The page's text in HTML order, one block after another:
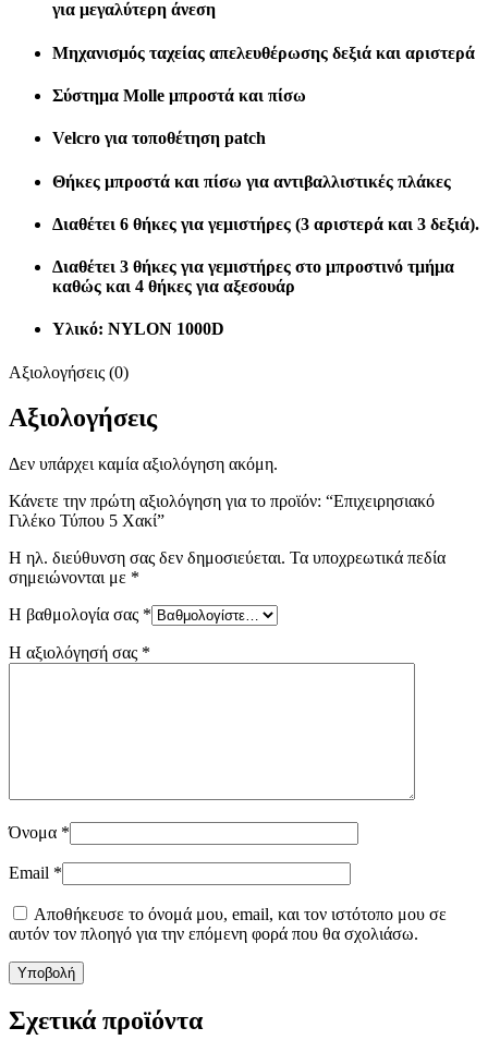
για μεγαλύτερη άνεση
Μηχανισμός ταχείας απελευθέρωσης δεξιά και αριστερά
Σύστημα Molle μπροστά και πίσω
Velcro για τοποθέτηση patch
Θήκες μπροστά και πίσω για αντιβαλλιστικές πλάκες
Διαθέτει 6 θήκες για γεμιστήρες (3 αριστερά και 3 δεξιά).
Διαθέτει 3 θήκες για γεμιστήρες στο μπροστινό τμήμα
καθώς και 4 θήκες για αξεσουάρ
Υλικό: NYLON 1000D
Αξιολογήσεις (0)
Αξιολογήσεις
Δεν υπάρχει καμία αξιολόγηση ακόμη.
Κάνετε την πρώτη αξιολόγηση για το προϊόν: “Επιχειρησιακό
Γιλέκο Τύπου 5 Χακί”
Η ηλ. διεύθυνση σας δεν δημοσιεύεται. Τα υποχρεωτικά πεδία
σημειώνονται με *
Η βαθμολογία σας *
Η αξιολόγησή σας *
Όνομα *
Email *
Αποθήκευσε το όνομά μου, email, και τον ιστότοπο μου σε
αυτόν τον πλοηγό για την επόμενη φορά που θα σχολιάσω.
Σχετικά προϊόντα